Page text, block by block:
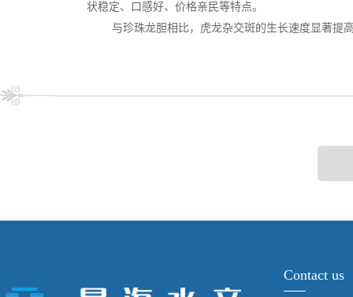
状稳定、口感好、价格亲民等特点。
与珍珠龙胆相比，虎龙杂交斑的生长速度显著提
Contact us